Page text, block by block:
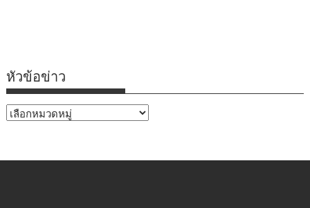
หัวข้อข่าว
หัวข้อ